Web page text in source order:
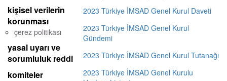
kişisel verilerin
korunması
çerez politikası
yasal uyarı ve
sorumluluk reddi
komiteler
2023 Türkiye İMSAD Genel Kurul Daveti
2023 Türkiye İMSAD Genel Kurul
Gündemi
2023 Türkiye İMSAD Genel Kurul Tutanağı
2023 Türkiye İMSAD Genel Kurulu